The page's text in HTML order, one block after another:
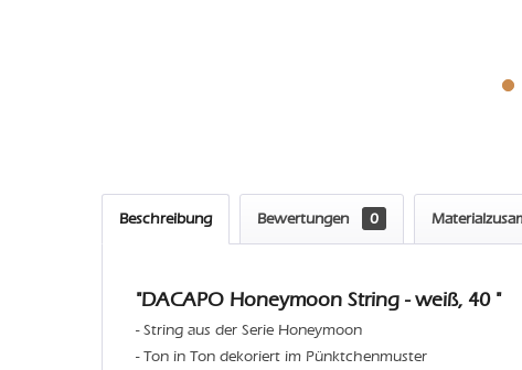
Beschreibung Bewertungen 0
"DACAPO Honeymoon String - weiß, 40 "
- String aus der Serie Honeymoon
- Ton in Ton dekoriert im Pünktchenmuster